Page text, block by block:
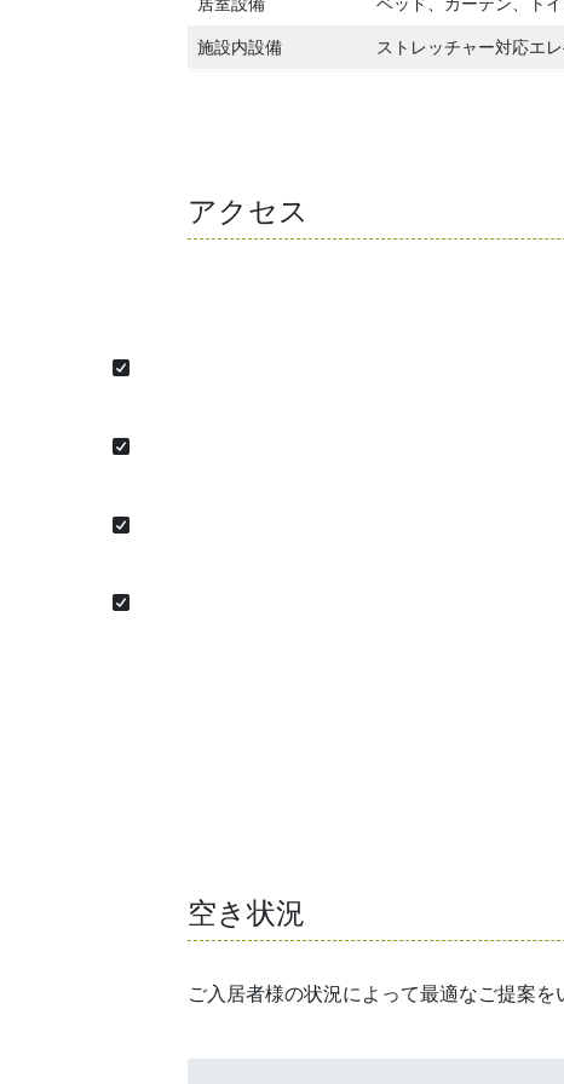
施設内設備 ストレッチャー対応エ
アクセス
空き状況
ご入居者様の状況によって最適なご提案